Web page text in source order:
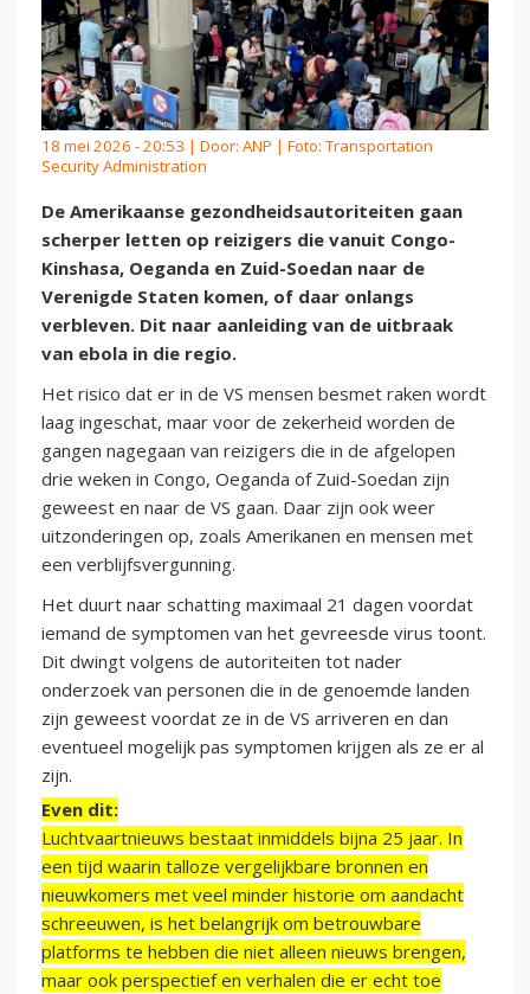
18 mei 2026 - 20:53 | Door: ANP | Foto: Transportation
Security Administration
De Amerikaanse gezondheidsautoriteiten gaan
scherper letten op reizigers die vanuit Congo-
Kinshasa, Oeganda en Zuid-Soedan naar de
Verenigde Staten komen, of daar onlangs
verbleven. Dit naar aanleiding van de uitbraak
van ebola in die regio.
Het risico dat er in de VS mensen besmet raken wordt
laag ingeschat, maar voor de zekerheid worden de
gangen nagegaan van reizigers die in de afgelopen
drie weken in Congo, Oeganda of Zuid-Soedan zijn
geweest en naar de VS gaan. Daar zijn ook weer
uitzonderingen op, zoals Amerikanen en mensen met
een verblijfsvergunning.
Het duurt naar schatting maximaal 21 dagen voordat
iemand de symptomen van het gevreesde virus toont.
Dit dwingt volgens de autoriteiten tot nader
onderzoek van personen die in de genoemde landen
zijn geweest voordat ze in de VS arriveren en dan
eventueel mogelijk pas symptomen krijgen als ze er al
zijn.
Even dit:
Luchtvaartnieuws bestaat inmiddels bijna 25 jaar. In
een tijd waarin talloze vergelijkbare bronnen en
nieuwkomers met veel minder historie om aandacht
schreeuwen, is het belangrijk om betrouwbare
platforms te hebben die niet alleen nieuws brengen,
maar ook perspectief en verhalen die er echt toe